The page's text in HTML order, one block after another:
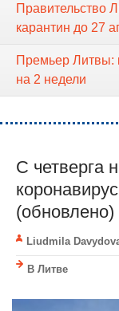
Правительство
карантин до 27
Премьер Литвы:
на 2 недели
С четверга
(обновлено)
Liudmila
В Литве